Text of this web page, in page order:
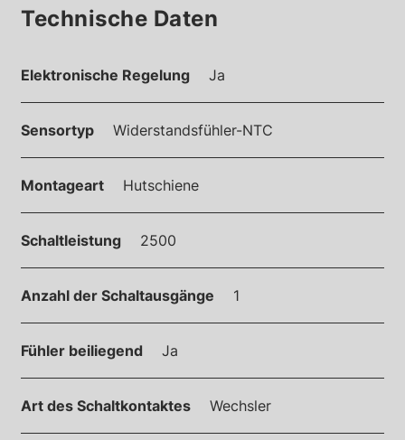
Technische Daten
Elektronische Regelung Ja
Sensortyp Widerstandsfühler-NTC
Montageart Hutschiene
Schaltleistung 2500
Anzahl der Schaltausgänge 1
Fühler beiliegend Ja
Art des Schaltkontaktes Wechsler